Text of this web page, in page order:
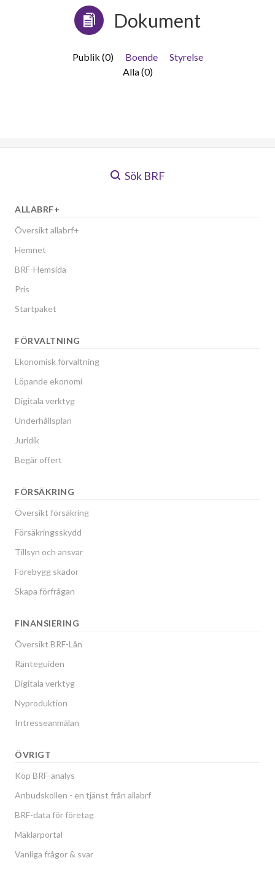
Dokument
Publik (0) Boende
Styrelse
Alla (0)
Sök BRF
ALLABRF+
Översikt allabrf+
Hemnet
BRF-Hemsida
Pris
Startpaket
FÖRVALTNING
Ekonomisk förvaltning
Löpande ekonomi
Digitala verktyg
Underhållsplan
Juridik
Begär offert
FÖRSÄKRING
Översikt försäkring
Försäkringsskydd
Tillsyn och ansvar
Förebygg skador
Skapa förfrågan
FINANSIERING
Översikt BRF-Lån
Ränteguiden
Digitala verktyg
Nyproduktion
Intresseanmälan
ÖVRIGT
Köp BRF-analys
Anbudskollen - en tjänst från allabrf
BRF-data för företag
Mäklarportal
Vanliga frågor & svar